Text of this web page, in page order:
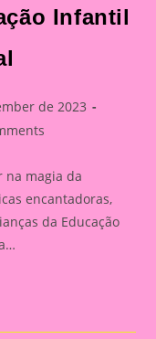
Infantil
de 2023
na magia da
encantadoras,
da Educação